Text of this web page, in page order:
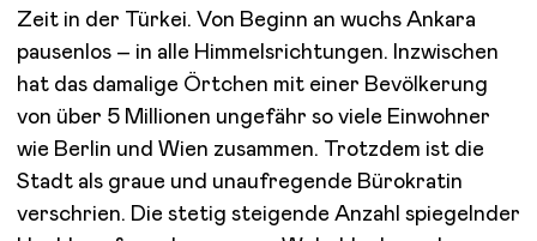
Zeit in der Türkei. Von Beginn an wuchs Ankara
pausenlos – in alle Himmelsrichtungen. Inzwischen
hat das damalige Örtchen mit einer Bevölkerung
von über 5 Millionen ungefähr so viele Einwohner
wie Berlin und Wien zusammen. Trotzdem ist die
Stadt als graue und unaufregende Bürokratin
verschrien. Die stetig steigende Anzahl spiegelnder